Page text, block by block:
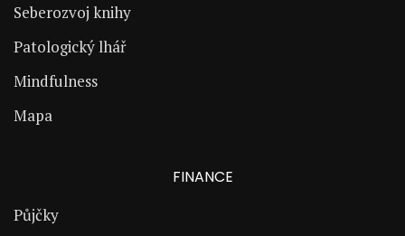
Seberozvoj knihy
Patologický lhář
Mindfulness
Mapa
FINANCE
Půjčky